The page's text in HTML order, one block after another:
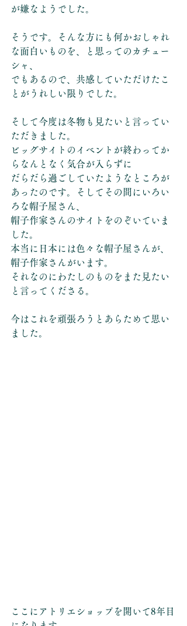
が嫌なようでした。
そうです。そんな方にも何かおしゃれ
な面白いものを、と思ってのカチュー
シャ、
でもあるので、共感していただけたこ
とがうれしい限りでした。
そして今度は冬物も見たいと言ってい
ただきました。
ビッグサイトのイベントが終わってか
らなんとなく気合が入らずに
だらだら過ごしていたようなところが
あったのです。そしてその間にいろい
ろな帽子屋さん、
帽子作家さんのサイトをのぞいていま
した。
本当に日本には色々な帽子屋さんが、
帽子作家さんがいます。
それなのにわたしのものをまた見たい
と言ってくださる。
今はこれを頑張ろうとあらためて思い
ました。
ここにアトリエショップを開いて8年目